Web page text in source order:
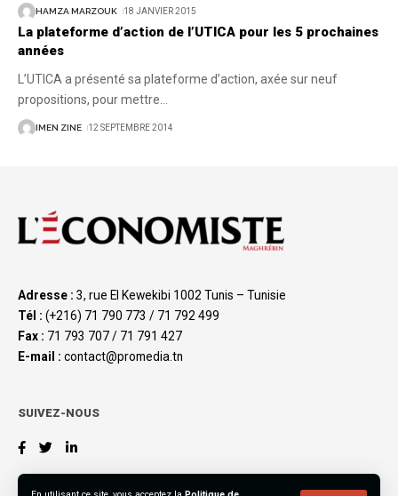
HAMZA MARZOUK 18 JANVIER 2015
La plateforme d’action de l’UTICA pour les 5 prochaines
années
L’UTICA a présenté sa plateforme d’action, axée sur neuf
propositions, pour mettre
IMEN ZINE 12 SEPTEMBRE 2014
Adresse : 3, rue El Kewekibi 1002 Tunis – Tunisie
Tél : (+216) 71 790 773 / 71 792 499
Fax : 71 793 707 / 71 791 427
E-mail : contact@promedia.tn
SUIVEZ-NOUS